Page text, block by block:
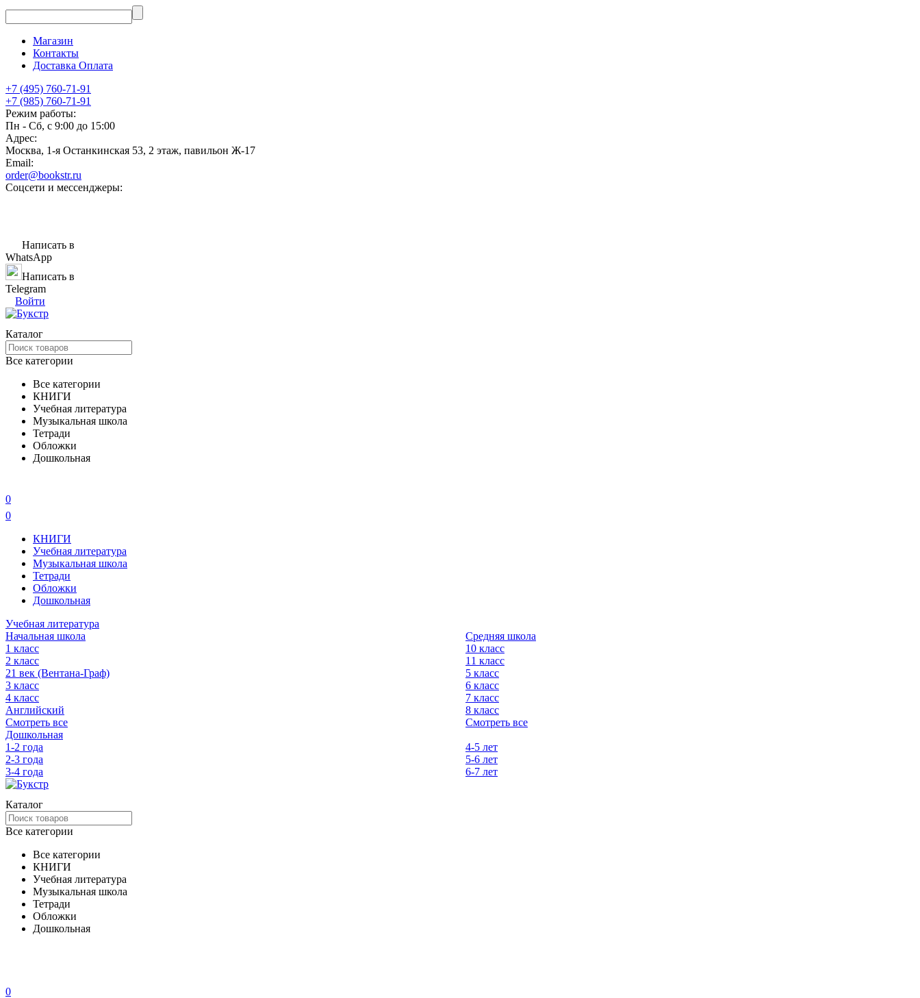
Магазин
Контакты
Доставка Оплата
+7 (495) 760-71-91
+7 (985) 760-71-91
Режим работы:
Пн - Сб, с 9:00 до 15:00
Адрес:
Москва, 1-я Останкинская 53, 2 этаж, павильон Ж-17
Email:
order@bookstr.ru
Соцсети и мессенджеры:
Написать в
WhatsApp
Написать в
Telegram
Войти
Каталог
Все категории
Все категории
КНИГИ
Учебная литература
Музыкальная школа
Тетради
Обложки
Дошкольная
0
0
КНИГИ
Учебная литература
Музыкальная школа
Тетради
Обложки
Дошкольная
Учебная литература
Начальная школа
1 класс
2 класс
21 век (Вентана-Граф)
3 класс
4 класс
Английский
Смотреть все
Средняя школа
10 класс
11 класс
5 класс
6 класс
7 класс
8 класс
Смотреть все
Дошкольная
1-2 года
2-3 года
3-4 года
4-5 лет
5-6 лет
6-7 лет
Каталог
Все категории
Все категории
КНИГИ
Учебная литература
Музыкальная школа
Тетради
Обложки
Дошкольная
0